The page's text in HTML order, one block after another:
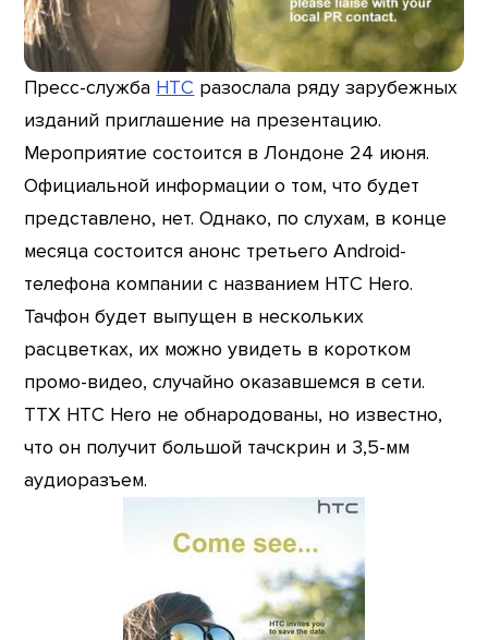
Пресс-служба HTC разослала ряду зарубежных
изданий приглашение на презентацию.
Мероприятие состоится в Лондоне 24 июня.
Официальной информации о том, что будет
представлено, нет. Однако, по слухам, в конце
месяца состоится анонс третьего Android-
телефона компании с названием HTC Hero.
Тачфон будет выпущен в нескольких
расцветках, их можно увидеть в коротком
промо-видео, случайно оказавшемся в сети.
ТТХ HTC Hero не обнародованы, но известно,
что он получит большой тачскрин и 3,5-мм
аудиоразъем.